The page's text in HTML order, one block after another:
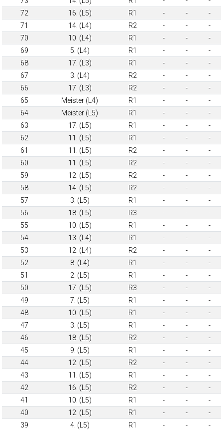
72
16. (L5) R1 - -
-
71
14. (L4) R2 - -
-
70
10. (L4) R1 - -
-
69
5. (L4) R1 - -
-
68
17. (L3) R1 - -
-
67
3. (L4) R2 - -
-
66
17. (L3) R2 - -
-
65
Meister (L4) R1 - -
-
64
Meister (L5) R1 - -
-
63
17. (L5) R1 - -
-
62
11. (L5) R1 - -
-
61
11. (L5) R2 - -
-
60
11. (L5) R2 - -
-
59
12. (L5) R2 - -
-
58
14. (L5) R2 - -
-
57
3. (L5) R1 - -
-
56
18. (L5) R3 - -
-
55
10. (L5) R1 - -
-
54
13. (L4) R1 - -
-
53
12. (L4) R2 - -
-
52
8. (L4) R1 - -
-
51
2. (L5) R1 - -
-
50
17. (L5) R3 - -
-
49
7. (L5) R1 - -
-
48
10. (L5) R1 - -
-
47
3. (L5) R1 - -
-
46
18. (L5) R2 - -
-
45
9. (L5) R1 - -
-
44
12. (L5) R2 - -
-
43
11. (L5) R1 - -
-
42
16. (L5) R2 - -
-
41
10. (L5) R1 - -
-
40
12. (L5) R1 - -
-
39
4. (L5) R1 - -
-